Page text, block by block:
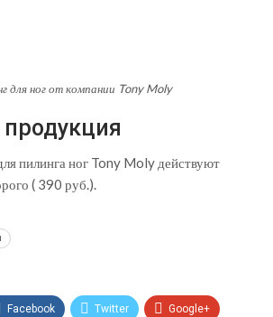
для ног от компании Tony Moly
пилинга ног Tony Moly действуют
( 390 руб.).
Facebook Twitter Google+